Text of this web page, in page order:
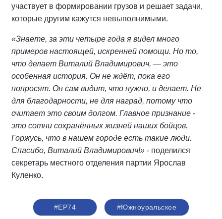
участвует в формировании грузов и решает задачи,
которые другим кажутся невыполнимыми.
«Знаете, за эти четыре года я видел много
примеров настоящей, искренней помощи. Но то,
что делает Виталий Владимирович, — это
особенная история. Он не ждёт, пока его
попросят. Он сам видит, что нужно, и делает. Не
для благодарности, не для наград, потому что
считает это своим долгом. Главное признание -
это сотни сохранённых жизней наших бойцов.
Горжусь, что в нашем городе есть такие люди.
Спасибо, Виталий Владимирович!» - поделился
секретарь местного отделения партии Ярослав
Куленко.
#ЕР74 #Южноуральское